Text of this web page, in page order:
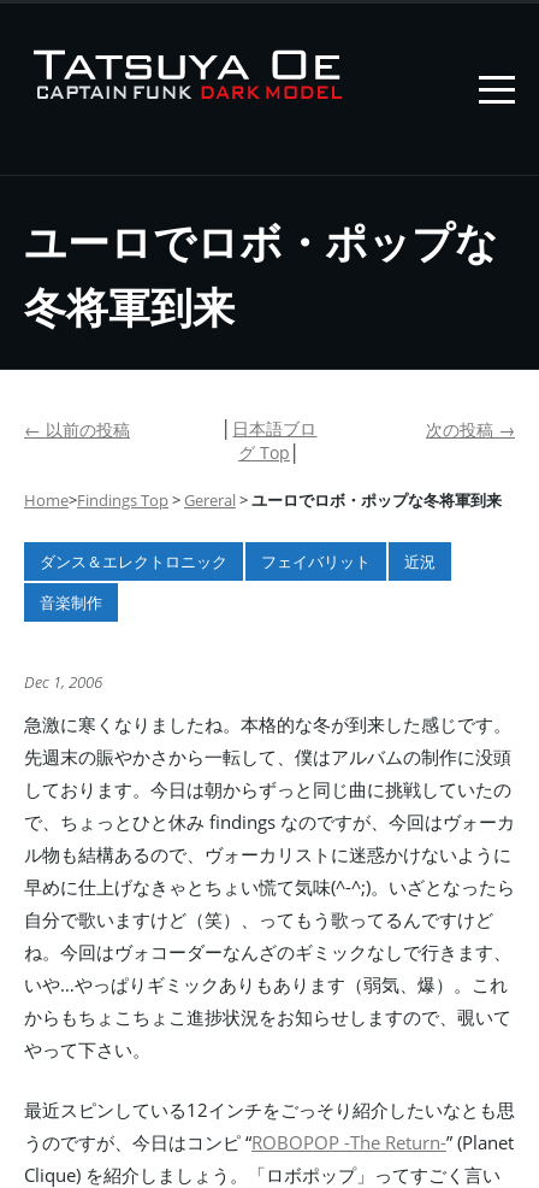
ユーロでロボ・ポップな
冬将軍到来
← 以前の投稿
日本語ブロ
グ Top
次の投稿 →
Home>Findings Top>Gereral>ユーロでロボ・ポップな冬将軍到来
ダンス＆エレクトロニック フェイバリット
近況
音楽制作
Dec 1, 2006
急激に寒くなりましたね。本格的な冬が到来した感じです。
先週末の賑やかさから一転して、僕はアルバムの制作に没頭
しております。今日は朝からずっと同じ曲に挑戦していたの
で、ちょっとひと休み findings なのですが、今回はヴォーカ
ル物も結構あるので、ヴォーカリストに迷惑かけないように
早めに仕上げなきゃとちょい慌て気味(^-^;)。いざとなったら
自分で歌いますけど（笑）、ってもう歌ってるんですけど
ね。今回はヴォコーダーなんざのギミックなしで行きます、
いや…やっぱりギミックありもあります（弱気、爆）。これ
からもちょこちょこ進捗状況をお知らせしますので、覗いて
やって下さい。
最近スピンしている12インチをごっそり紹介したいなとも思
うのですが、今日はコンピ “ROBOPOP -The Return-” (Planet
Clique) を紹介しましょう。「ロボポップ」ってすごく言い